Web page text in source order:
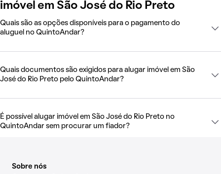
imóvel em São José do Rio Preto
Quais são as opções disponíveis para o pagamento do
aluguel no QuintoAndar?
Quais documentos são exigidos para alugar imóvel em São
José do Rio Preto pelo QuintoAndar?
É possível alugar imóvel em São José do Rio Preto no
QuintoAndar sem procurar um fiador?
Sobre nós